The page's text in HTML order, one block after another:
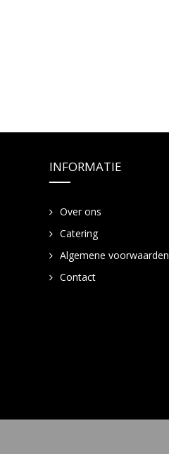
INFORMATIE
Over ons
Catering
Algemene voorwaarden
Contact